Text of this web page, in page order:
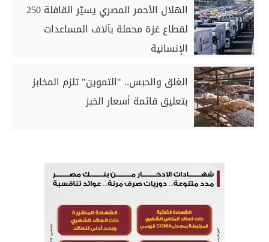
الهلال الأحمر المصري يسيّر القافلة 250
لقطاع غزة محملة بآلاف المساعدات
الإنسانية
الغلق والحبس.. "التموين" تلزم المخابز
بتعليق قائمة أسعار الخبز